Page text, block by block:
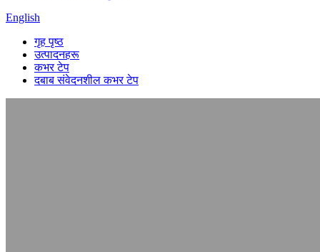
English
गृह पृष्ठ
उत्पादनहरू
कभर टेप
दबाब संवेदनशील कभर टेप